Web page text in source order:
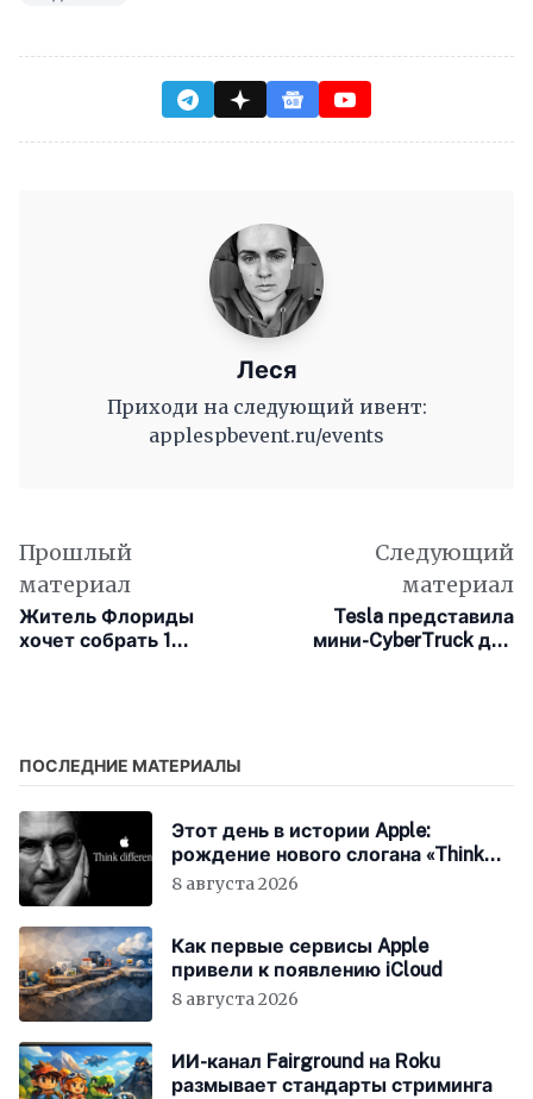
Леся
Приходи на следующий ивент:
applespbevent.ru/events
Прошлый
материал
Житель Флориды
хочет собрать 1
Следующий
материал
Tesla представила
мини-CyberTruck для
ПОСЛЕДНИЕ МАТЕРИАЛЫ
Этот день в истории Apple:
рождение нового слогана «Think
Different»
8 августа 2026
Как первые сервисы Apple
привели к появлению iCloud
8 августа 2026
ИИ-канал Fairground на Roku
размывает стандарты стриминга